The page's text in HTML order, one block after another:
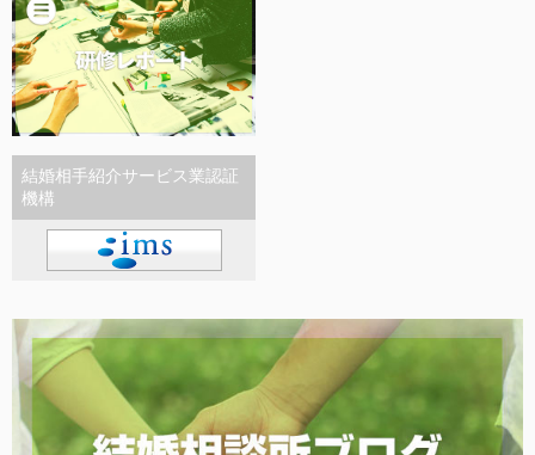
結婚相手紹介サービス業認証
機構